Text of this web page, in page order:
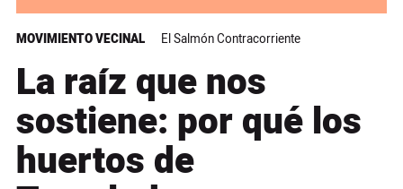
MOVIMIENTO VECINAL El Salmón Contracorriente
La raíz que nos
sostiene: por qué los
huertos de